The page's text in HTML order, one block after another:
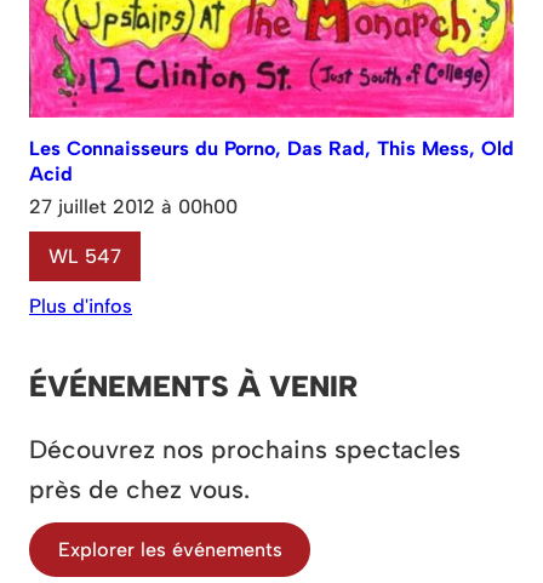
Les Connaisseurs du Porno, Das Rad, This Mess, Old
Acid
27 juillet 2012 à 00h00
WL 547
Plus d'infos
ÉVÉNEMENTS À VENIR
Découvrez nos prochains spectacles
près de chez vous.
Explorer les événements